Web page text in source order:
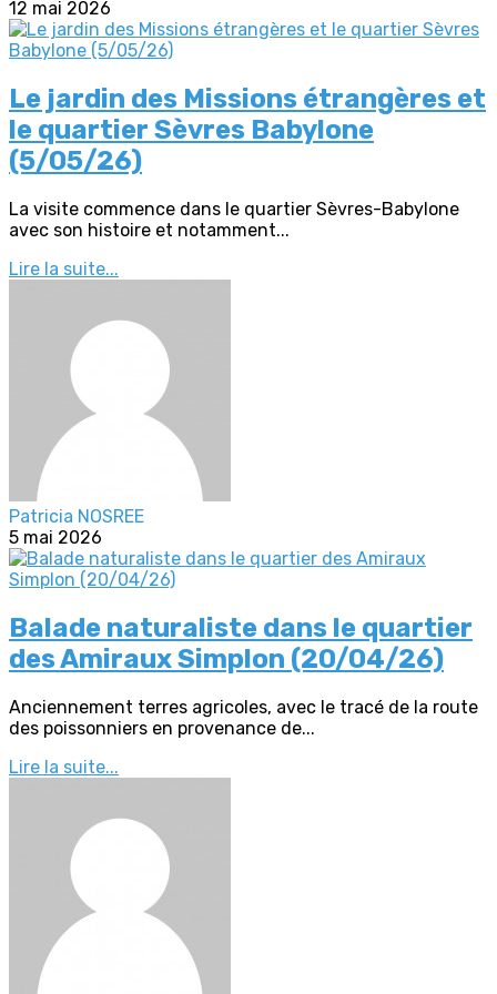
12 mai 2026
Le jardin des Missions étrangères et
le quartier Sèvres Babylone
(5/05/26)
La visite commence dans le quartier Sèvres-Babylone
avec son histoire et notamment...
Lire la suite...
Patricia NOSREE
5 mai 2026
Balade naturaliste dans le quartier
des Amiraux Simplon (20/04/26)
Anciennement terres agricoles, avec le tracé de la route
des poissonniers en provenance de...
Lire la suite...